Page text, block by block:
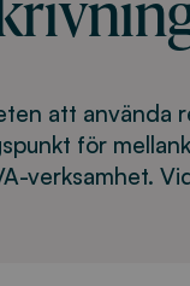
att använda
för
verksamhet.